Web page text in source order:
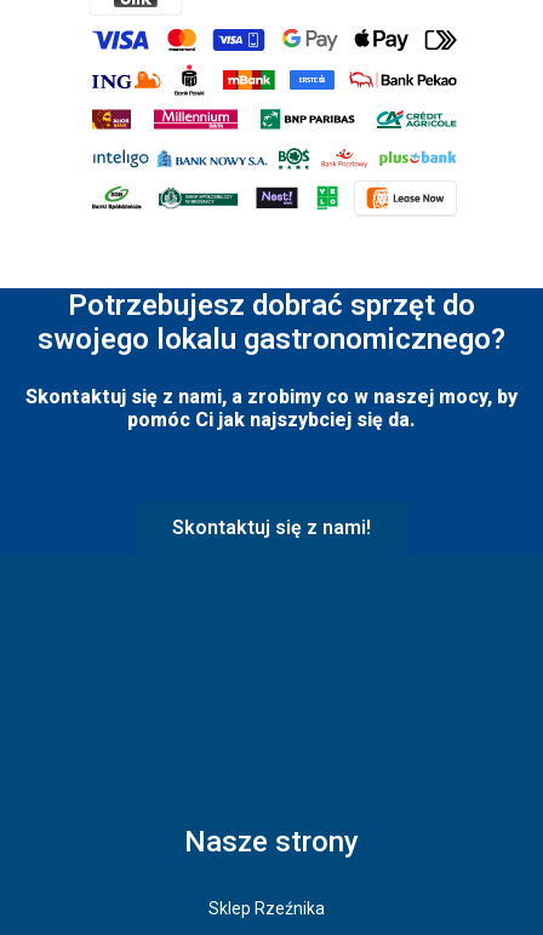
Potrzebujesz dobrać sprzęt do
swojego lokalu gastronomicznego?
Skontaktuj się z nami, a zrobimy co w naszej mocy, by
pomóc Ci jak najszybciej się da.
Skontaktuj się z nami!
Nasze strony
Sklep Rzeźnika